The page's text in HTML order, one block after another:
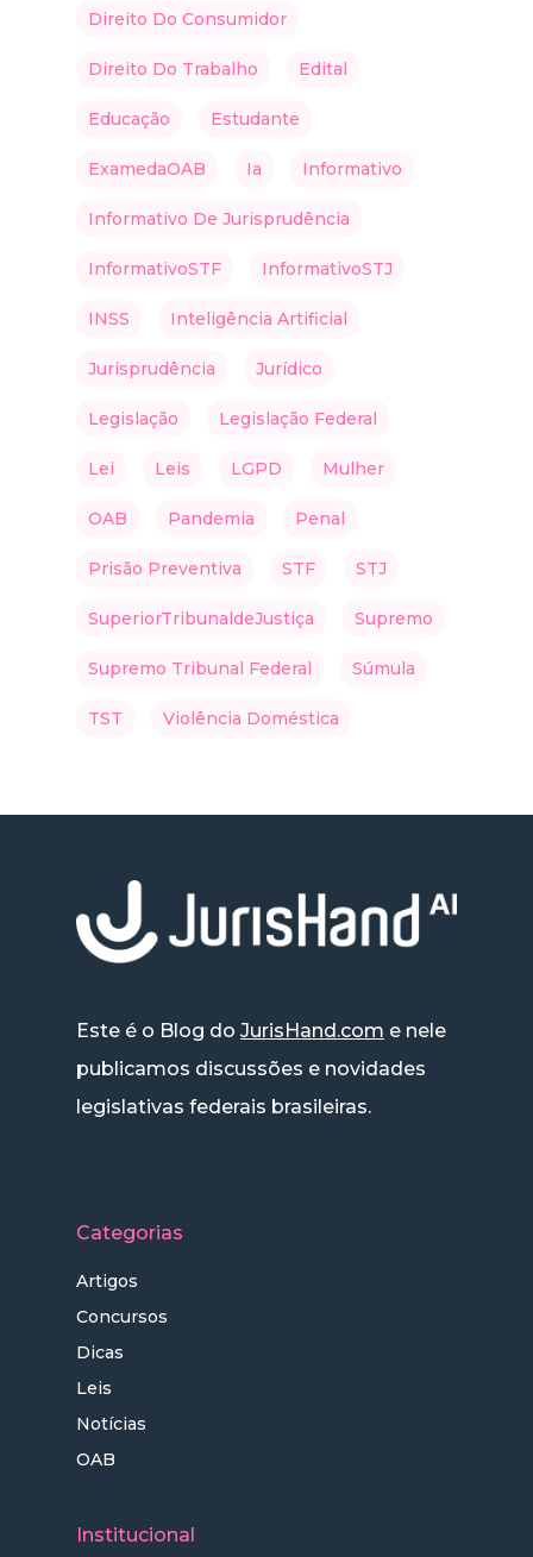
Direito Do Consumidor
Direito Do Trabalho Edital
Educação Estudante
ExamedaOAB Ia Informativo
Informativo De Jurisprudência
InformativoSTF InformativoSTJ
INSS Inteligência Artificial
Jurisprudência Jurídico
Legislação Legislação Federal
Lei Leis LGPD Mulher
OAB Pandemia Penal
Prisão Preventiva STF STJ
SuperiorTribunaldeJustiça Supremo
Supremo Tribunal Federal Súmula
TST Violência Doméstica
Este é o Blog do JurisHand.com e nele
publicamos discussões e novidades
legislativas federais brasileiras.
Categorias
Artigos
Concursos
Dicas
Leis
Notícias
OAB
Institucional